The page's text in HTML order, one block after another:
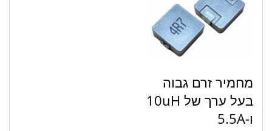
מחמיר זרם גבוה
בעל ערך של 10uH
ו-5.5A